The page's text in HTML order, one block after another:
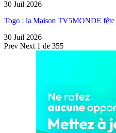
30 Juil 2026
Togo : la Maison TV5MONDE fête
30 Juil 2026
Prev Next 1 de 355